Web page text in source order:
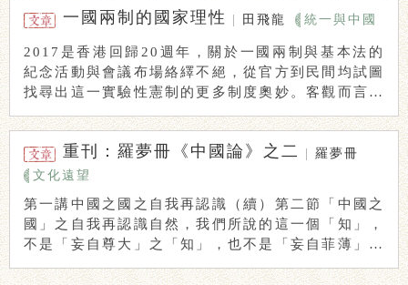
一國兩制的國家理性 | 田飛龍 統一與中國
2017是香港回歸20週年，關於一國兩制與基本法的
紀念活動與會議布場絡繹不絕，從官方到民間均試圖
找尋出這一實驗性憲制的更多制度奧妙。客觀而言，
重刊：羅夢冊《中國論》之二 | 羅夢冊
文化遠望
第一講中國之國之自我再認識（續）第二節「中國之
國」之自我再認識自然，我們所說的這一個「知」，
不是「妄自尊大」之「知」，也不是「妄自菲薄」之